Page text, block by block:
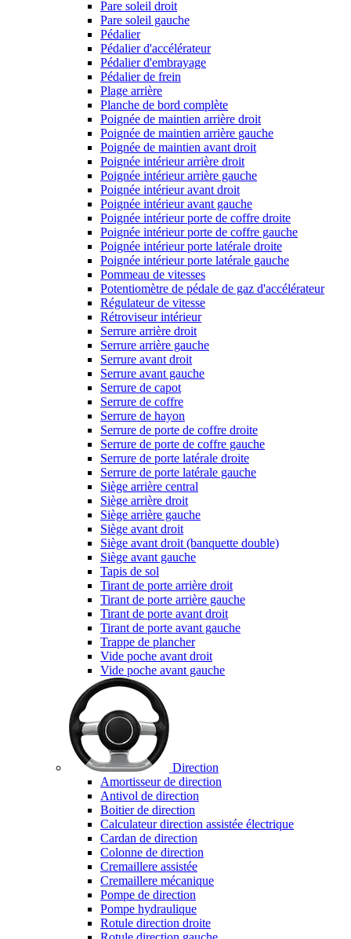
Pare soleil droit
Pare soleil gauche
Pédalier
Pédalier d'accélérateur
Pédalier d'embrayage
Pédalier de frein
Plage arrière
Planche de bord complète
Poignée de maintien arrière droit
Poignée de maintien arrière gauche
Poignée de maintien avant droit
Poignée intérieur arrière droit
Poignée intérieur arrière gauche
Poignée intérieur avant droit
Poignée intérieur avant gauche
Poignée intérieur porte de coffre droite
Poignée intérieur porte de coffre gauche
Poignée intérieur porte latérale droite
Poignée intérieur porte latérale gauche
Pommeau de vitesses
Potentiomètre de pédale de gaz d'accélérateur
Régulateur de vitesse
Rétroviseur intérieur
Serrure arrière droit
Serrure arrière gauche
Serrure avant droit
Serrure avant gauche
Serrure de capot
Serrure de coffre
Serrure de hayon
Serrure de porte de coffre droite
Serrure de porte de coffre gauche
Serrure de porte latérale droite
Serrure de porte latérale gauche
Siège arrière central
Siège arrière droit
Siège arrière gauche
Siège avant droit
Siège avant droit (banquette double)
Siège avant gauche
Tapis de sol
Tirant de porte arrière droit
Tirant de porte arrière gauche
Tirant de porte avant droit
Tirant de porte avant gauche
Trappe de plancher
Vide poche avant droit
Vide poche avant gauche
Direction
Amortisseur de direction
Antivol de direction
Boitier de direction
Calculateur direction assistée électrique
Cardan de direction
Colonne de direction
Cremaillere assistée
Cremaillere mécanique
Pompe de direction
Pompe hydraulique
Rotule direction droite